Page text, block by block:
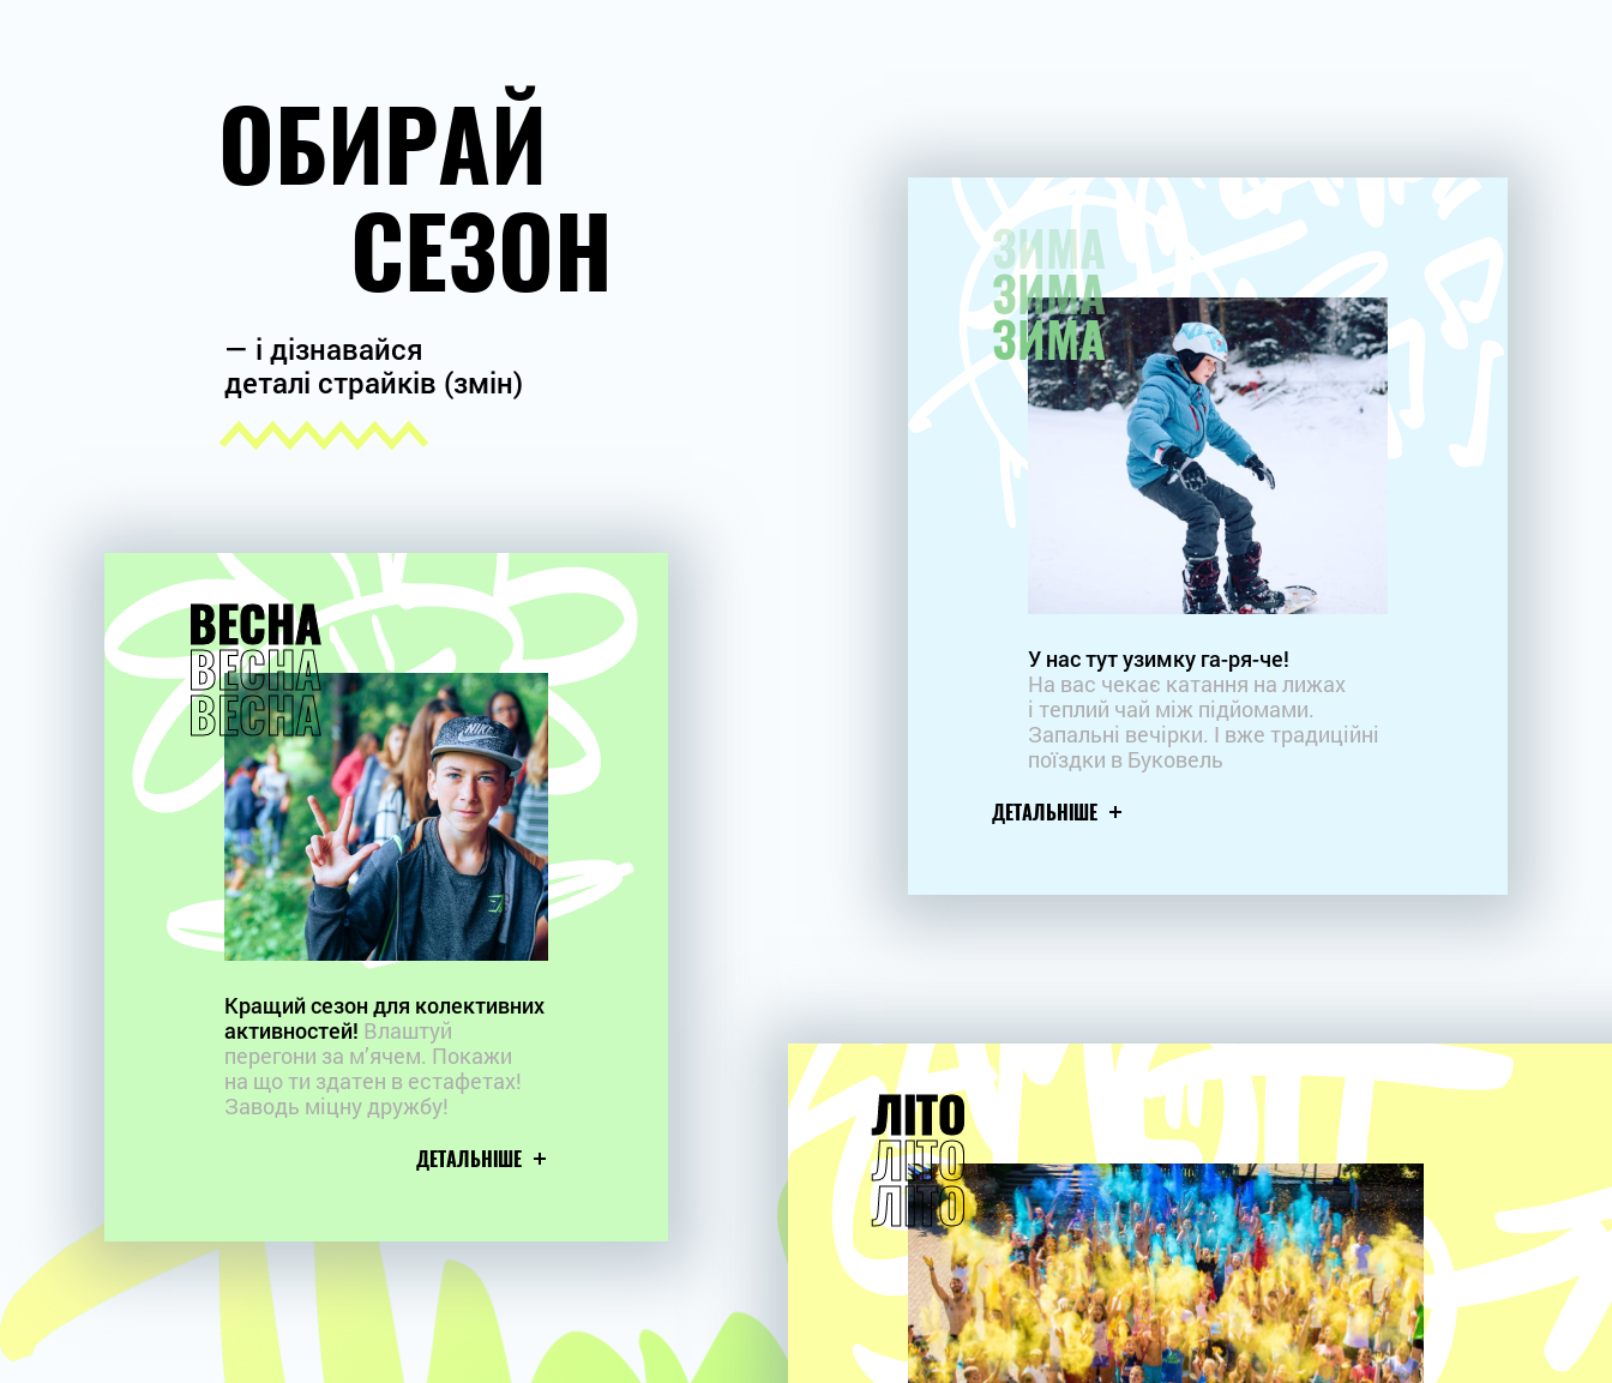
ОБИРАЙ
СЕЗОН
— і дізнавайся
деталі страйків (змін)
ЗИМА
У нас тут узимку га-ря-че!
На вас чекає катання на лижах
і теплий чай між підйомами.
Запальні вечірки. І вже традиційні
поїздки в Буковель
ДЕТАЛЬНІШЕ
ВЕСНА
Кращий сезон для колективних
активностей! Влаштуй
перегони за м’ячем. Покажи
на що ти здатен в естафетах!
Заводь міцну дружбу!
ДЕТАЛЬНІШЕ
ЛІТО